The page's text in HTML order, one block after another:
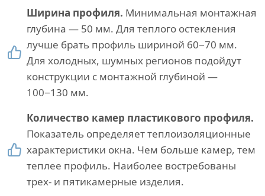
Ширина профиля. Минимальная монтажная
глубина — 50 мм. Для теплого остекления
лучше брать профиль шириной 60−70 мм.
Для холодных, шумных регионов подойдут
конструкции с монтажной глубиной —
100−130 мм.
Количество камер пластикового профиля.
Показатель определяет теплоизоляционные
характеристики окна. Чем больше камер, тем
теплее профиль. Наиболее востребованы
трех- и пятикамерные изделия.